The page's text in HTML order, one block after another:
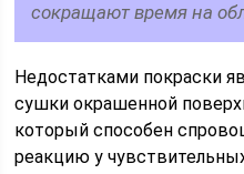
сокращают время на
Недостатками покраски
сушки окрашенной
который способен
реакцию у